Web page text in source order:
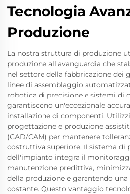
Tecnologia
Produzione
La nostra struttura di produzione
produzione all'avanguardia che
nel settore della fabbricazione dei
linee di assemblaggio
robotica di precisione e sistemi di
garantiscono un'eccezionale
installazione di componenti.
progettazione e produzione
(CAD/CAM) per mantenere
costruttiva superiore. Il sistema di
dell'impianto integra il
manutenzione predittiva,
della produzione e garantendo
costante. Questo vantaggio